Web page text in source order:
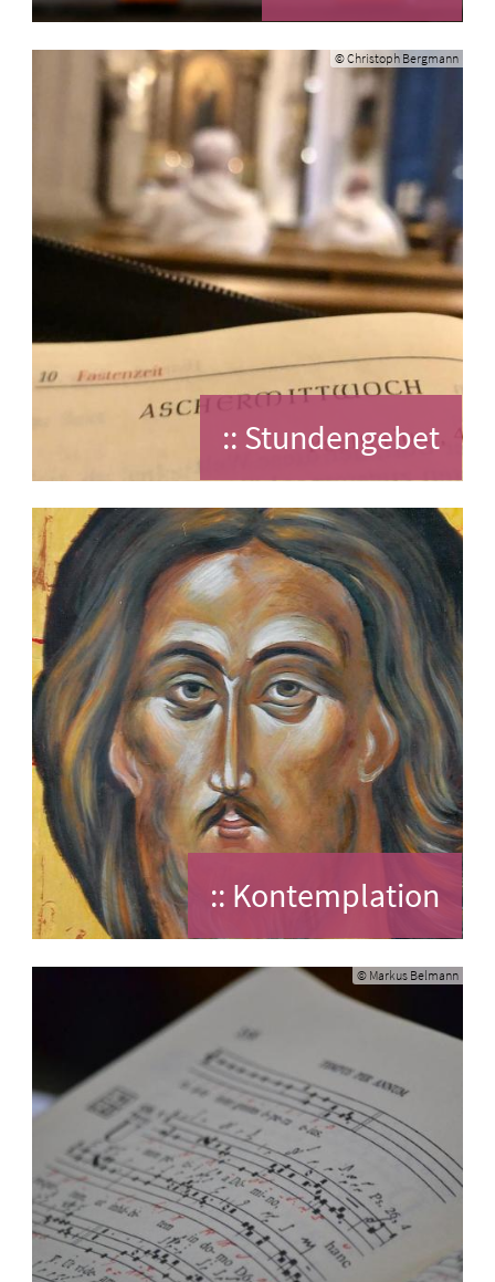
© Christoph Bergmann
:: Stundengebet
:: Kontemplation
© Markus Belmann